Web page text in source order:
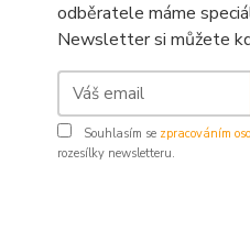
odběratele máme
Newsletter si můžete
Souhlasím se zpracováním
rozesílky newsletteru.